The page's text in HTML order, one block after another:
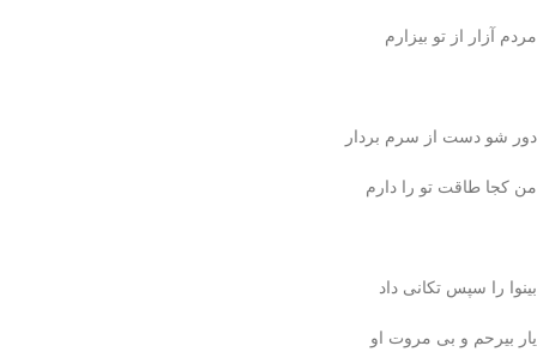
مردم آزار از تو بیزارم
دور شو دست از سرم بردار
من کجا طاقت تو را دارم
بینوا را سپس تکانی داد
یار بیرحم و بی مروت او